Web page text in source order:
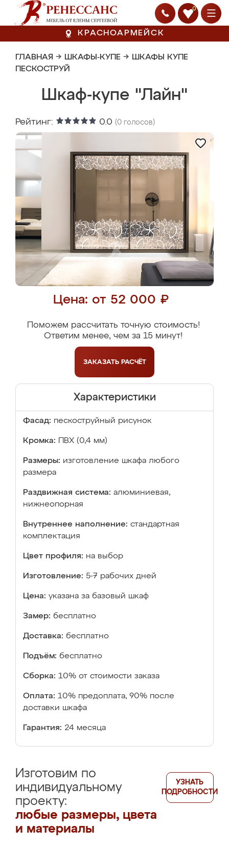
0
КРАСНОАРМЕЙСК
ГЛАВНАЯ → ШКАФЫ-КУПЕ → ШКАФЫ КУПЕ
ПЕСКОСТРУЙ
Шкаф-купе "Лайн"
Рейтинг: 0.0 (0 голосов)
Цена: от 52 000 ₽
Поможем рассчитать точную стоимость!
Ответим менее, чем за 15 минут!
ЗАКАЗАТЬ РАСЧЁТ
Характеристики
Фасад: пескоструйный рисунок
Кромка: ПВХ (0,4 мм)
Размеры: изготовление шкафа любого
размера
Раздвижная система: алюминиевая,
нижнеопорная
Внутреннее наполнение: стандартная
комплектация
Цвет профиля: на выбор
Изготовление: 5-7 рабочих дней
Цена: указана за базовый шкаф
Замер: бесплатно
Доставка: бесплатно
Подъём: бесплатно
Сборка: 10% от стоимости заказа
Оплата: 10% предоплата, 90% после
доставки шкафа
Гарантия: 24 месяца
Изготовим по
индивидуальному
проекту:
любые размеры, цвета
и материалы
УЗНАТЬ
ПОДРОБНОСТИ